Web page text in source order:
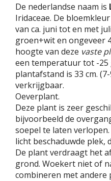
De nederlandse naam is
Iridaceae. De
van ca. juni tot en met
groen+wit en ongeveer
hoogte van deze vaste
een temperatuur tot -25
plantafstand is 33 cm.
verkrijgbaar.
Oeverplant.
Deze plant is zeer
bijvoorbeeld de
soepel te laten
licht beschaduwde plek,
De plant verdraagt het
grond. Woekert niet of
combineren met andere